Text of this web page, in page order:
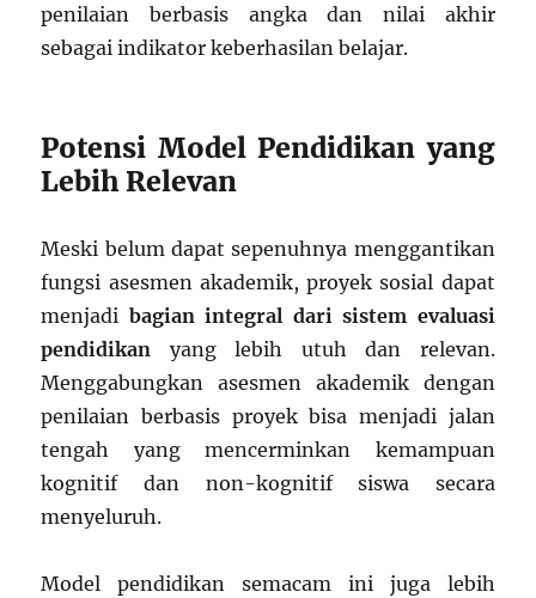
penilaian berbasis angka dan nilai akhir
sebagai indikator keberhasilan belajar.
Potensi Model Pendidikan yang
Lebih Relevan
Meski belum dapat sepenuhnya menggantikan
fungsi asesmen akademik, proyek sosial dapat
menjadi bagian integral dari sistem evaluasi
pendidikan yang lebih utuh dan relevan.
Menggabungkan asesmen akademik dengan
penilaian berbasis proyek bisa menjadi jalan
tengah yang mencerminkan kemampuan
kognitif dan non-kognitif siswa secara
menyeluruh.
Model pendidikan semacam ini juga lebih